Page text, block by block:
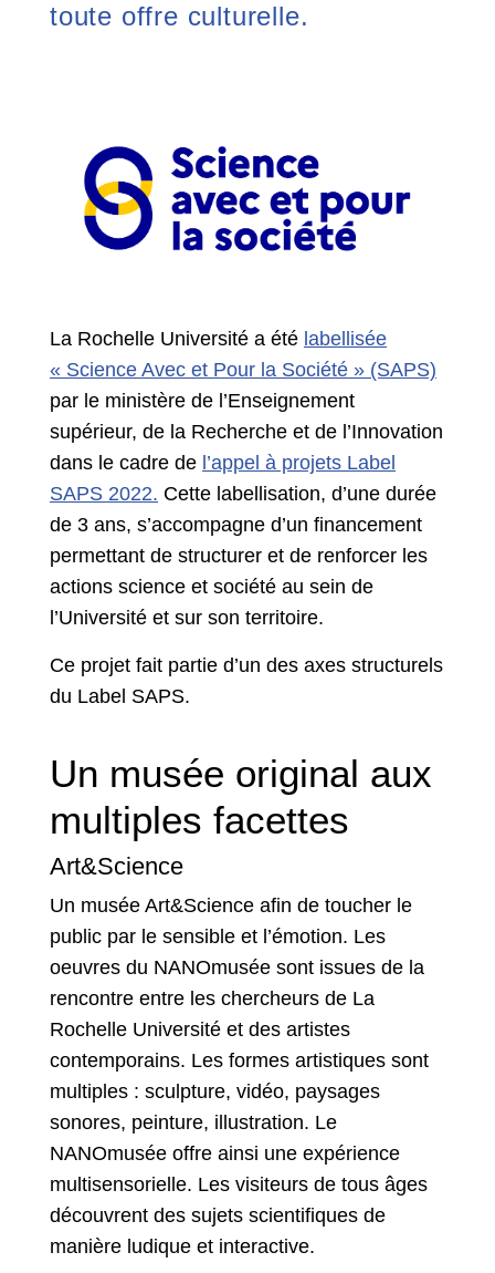
toute offre culturelle.
La Rochelle Université a été labellisée
« Science Avec et Pour la Société » (SAPS)
par le ministère de l’Enseignement
supérieur, de la Recherche et de l’Innovation
dans le cadre de l’appel à projets Label
SAPS 2022. Cette labellisation, d’une durée
de 3 ans, s’accompagne d’un financement
permettant de structurer et de renforcer les
actions science et société au sein de
l’Université et sur son territoire.
Ce projet fait partie d’un des axes structurels
du Label SAPS.
Un musée original aux
multiples facettes
Art&Science
Un musée Art&Science afin de toucher le
public par le sensible et l’émotion. Les
oeuvres du NANOmusée sont issues de la
rencontre entre les chercheurs de La
Rochelle Université et des artistes
contemporains. Les formes artistiques sont
multiples : sculpture, vidéo, paysages
sonores, peinture, illustration. Le
NANOmusée offre ainsi une expérience
multisensorielle. Les visiteurs de tous âges
découvrent des sujets scientifiques de
manière ludique et interactive.